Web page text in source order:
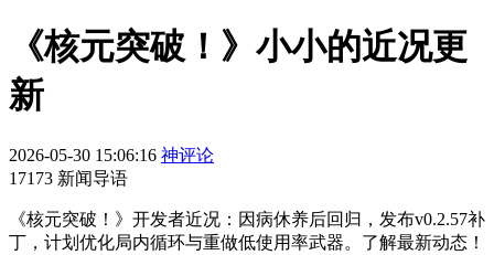
《核元突破！》小小的近况更
新
2026-05-30 15:06:16 神评论
17173 新闻导语
《核元突破！》开发者近况：因病休养后回归，发布v0.2.57补
丁，计划优化局内循环与重做低使用率武器。了解最新动态！